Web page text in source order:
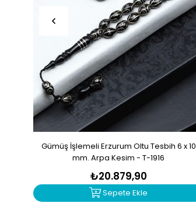
Gümüş İşlemeli Erzurum Oltu Tesbih 6 x 10
mm. Arpa Kesim - T-1916
₺20.879,90
Sepete Ekle